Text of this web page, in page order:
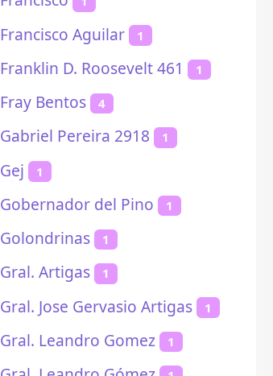
Francisco Aguilar 1
Franklin D. Roosevelt 461 1
Fray Bentos 4
Gabriel Pereira 2918 1
Gej 1
Gobernador del Pino 1
Golondrinas 1
Gral. Artigas 1
Gral. Jose Gervasio Artigas 1
Gral. Leandro Gomez 1